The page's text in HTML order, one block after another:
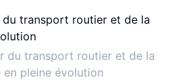
du transport routier et de la
en pleine évolution